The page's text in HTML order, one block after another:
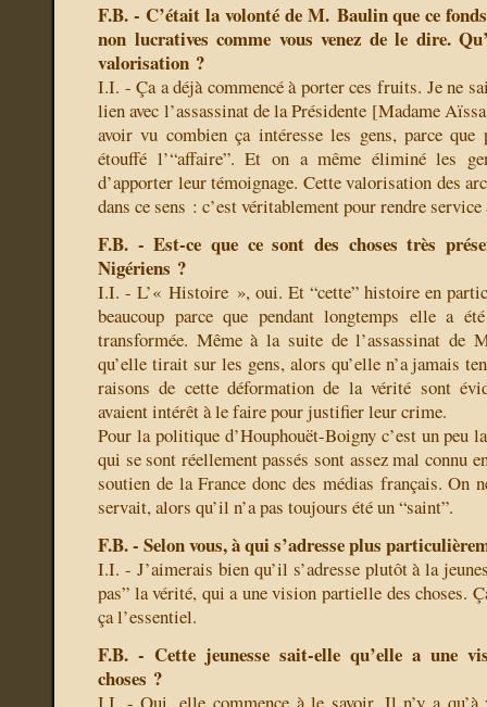
F.B. - C’était la volonté de M. Baulin que ce
non lucratives comme vous venez de le dire.
valorisation ?
I.I. - Ça a déjà commencé à porter ces fruits. Je ne
lien avec l’assassinat de la Présidente [Madame
avoir vu combien ça intéresse les gens, parce que
étouffé l’“affaire”. Et on a même éliminé les
d’apporter leur témoignage. Cette valorisation des
dans ce sens : c’est véritablement pour rendre
F.B. - Est-ce que ce sont des choses très
Nigériens ?
I.I. - L’« Histoire », oui. Et “cette” histoire en
beaucoup parce que pendant longtemps elle a
transformée. Même à la suite de l’assassinat de
qu’elle tirait sur les gens, alors qu’elle n’a jamais
raisons de cette déformation de la vérité sont
avaient intérêt à le faire pour justifier leur crime.
Pour la politique d’Houphouët-Boigny c’est un peu
qui se sont réellement passés sont assez mal connu
soutien de la France donc des médias français. On
servait, alors qu’il n’a pas toujours été un “saint”.
F.B. - Selon vous, à qui s’adresse plus
I.I. - J’aimerais bien qu’il s’adresse plutôt à la
pas” la vérité, qui a une vision partielle des choses.
ça l’essentiel.
F.B. - Cette jeunesse sait-elle qu’elle a une
choses ?